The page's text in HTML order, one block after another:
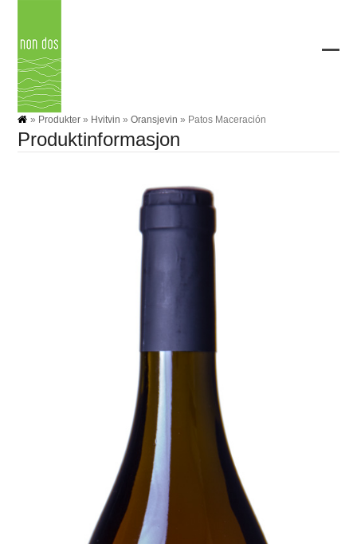
content
» Produkter » Hvitvin »Oransjevin » Patos Maceración
Produktinformasjon